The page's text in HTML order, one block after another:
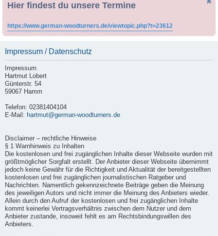
Hier findest du unsere Termine
https://www.german-woodturners.de/viewtopic.php?t=23612
Impressum / Datenschutz
Impressum
Hartmut Lobert
Günterstr. 54
59067 Hamm
Telefon: 02381404104
E-Mail: hartmut@german-woodturners.de
Disclaimer – rechtliche Hinweise
§ 1 Warnhinweis zu Inhalten
Die kostenlosen und frei zugänglichen Inhalte dieser Webseite wurden mit
größtmöglicher Sorgfalt erstellt. Der Anbieter dieser Webseite übernimmt
jedoch keine Gewähr für die Richtigkeit und Aktualität der bereitgestellten
kostenlosen und frei zugänglichen journalistischen Ratgeber und
Nachrichten. Namentlich gekennzeichnete Beiträge geben die Meinung
des jeweiligen Autors und nicht immer die Meinung des Anbieters wieder.
Allein durch den Aufruf der kostenlosen und frei zugänglichen Inhalte
kommt keinerlei Vertragsverhältnis zwischen dem Nutzer und dem
Anbieter zustande, insoweit fehlt es am Rechtsbindungswillen des
Anbieters.